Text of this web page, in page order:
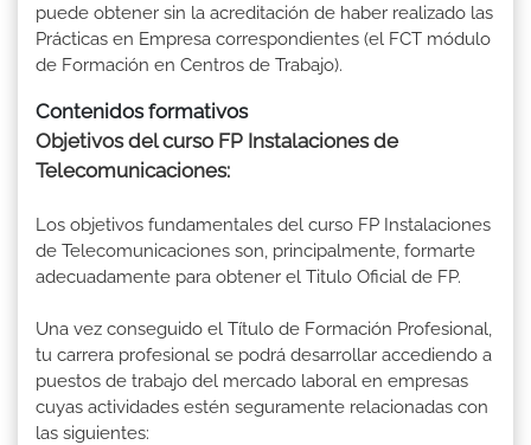
puede obtener sin la acreditación de haber realizado las
Prácticas en Empresa correspondientes (el FCT módulo
de Formación en Centros de Trabajo).
Contenidos formativos
Objetivos del curso FP Instalaciones de
Telecomunicaciones:
Los objetivos fundamentales del curso FP Instalaciones
de Telecomunicaciones son, principalmente, formarte
adecuadamente para obtener el Titulo Oficial de FP.
Una vez conseguido el Título de Formación Profesional,
tu carrera profesional se podrá desarrollar accediendo a
puestos de trabajo del mercado laboral en empresas
cuyas actividades estén seguramente relacionadas con
las siguientes: